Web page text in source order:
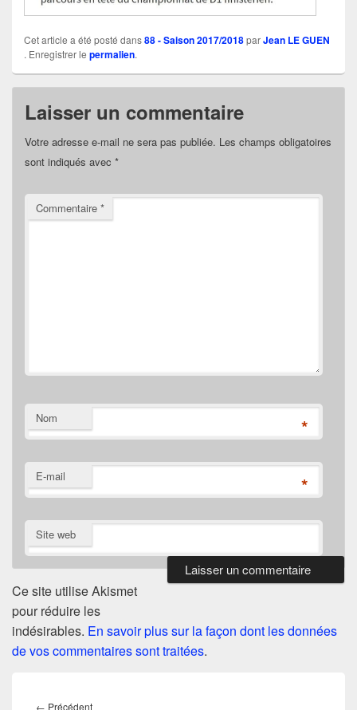
Cet article a été posté dans88 - Saison 2017/2018parJean LE GUEN
. Enregistrer le permalien.
Laisser un commentaire
Votre adresse e-mail ne sera pas publiée. Les champs obligatoires
sont indiqués avec *
Commentaire *
Nom *
E-mail *
Site web
Ce site utilise Akismet
pour réduire les
indésirables. En savoir plus sur la façon dont les données
de vos commentaires sont traitées.
de
← PrécédentArticle